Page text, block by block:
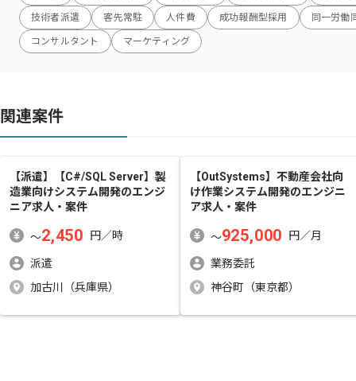
技術者派遣 客先常駐 人件費 成功報酬型採用 同一労働
コンサルタント マーケティング
関連案件
【派遣】【C#/SQL Server】製
造業向けシステム開発のエンジ
ニア求人・案件
〜2,450 円／時
派遣
加古川（兵庫県）
【OutSystems】不動産会社向
け作業システム開発のエンジニ
ア求人・案件
〜925,000 円／月
業務委託
神谷町（東京都）